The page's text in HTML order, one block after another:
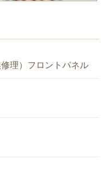
理）フロントパネル